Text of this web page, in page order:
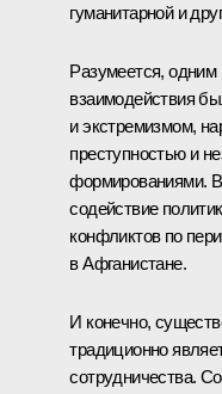
гуманитарной и
Разумеется, одним
взаимодействия
и экстремизмом,
преступностью и
формированиями.
содействие
конфликтов по
в Афганистане.
И конечно,
традиционно
сотрудничества.